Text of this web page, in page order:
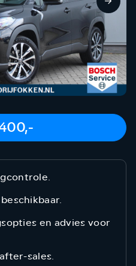
en advies voor
sales.